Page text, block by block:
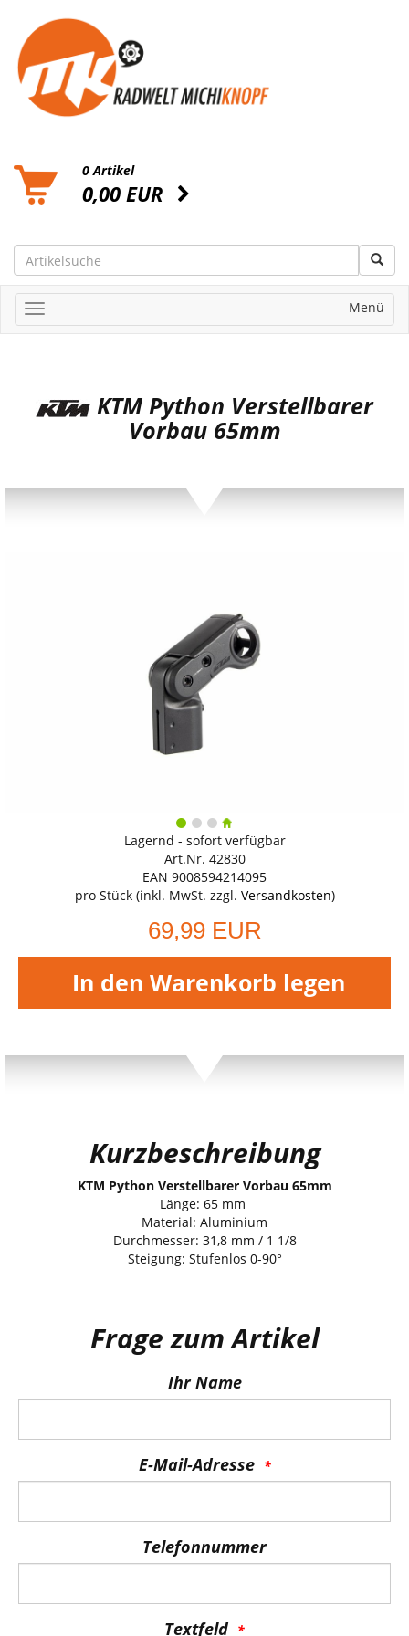
0 Artikel
0,00 EUR
Menü
KTM Python Verstellbarer
Vorbau 65mm
Lagernd - sofort verfügbar
Art.Nr. 42830
EAN 9008594214095
pro Stück (inkl. MwSt. zzgl. Versandkosten)
69,99 EUR
In den Warenkorb legen
Kurzbeschreibung
KTM Python Verstellbarer Vorbau 65mm
Länge: 65 mm
Material: Aluminium
Durchmesser: 31,8 mm / 1 1/8
Steigung: Stufenlos 0-90°
Frage zum Artikel
Ihr Name
E-Mail-Adresse
Telefonnummer
Textfeld